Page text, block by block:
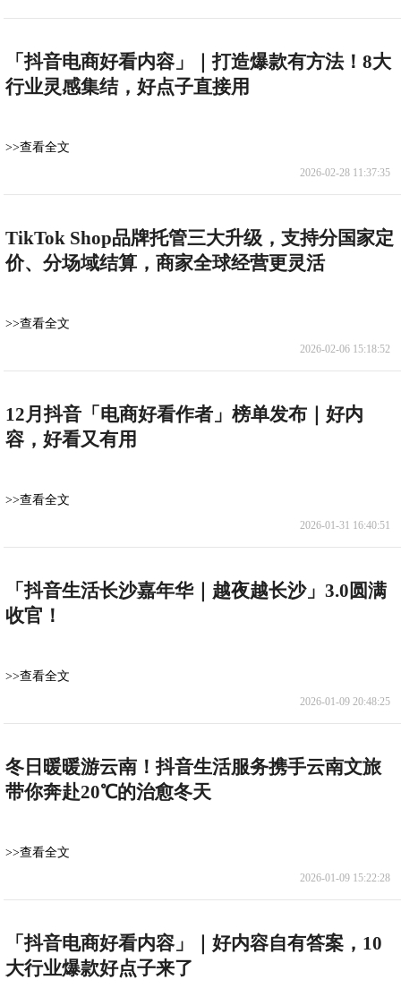
「抖音电商好看内容」｜打造爆款有方法！8大
行业灵感集结，好点子直接用
>>查看全文
2026-02-28 11:37:35
TikTok Shop品牌托管三大升级，支持分国家定
价、分场域结算，商家全球经营更灵活
>>查看全文
2026-02-06 15:18:52
12月抖音「电商好看作者」榜单发布｜好内
容，好看又有用
>>查看全文
2026-01-31 16:40:51
「抖音生活长沙嘉年华｜越夜越长沙」3.0圆满
收官！
>>查看全文
2026-01-09 20:48:25
冬日暖暖游云南！抖音生活服务携手云南文旅
带你奔赴20℃的治愈冬天
>>查看全文
2026-01-09 15:22:28
「抖音电商好看内容」｜好内容自有答案，10
大行业爆款好点子来了